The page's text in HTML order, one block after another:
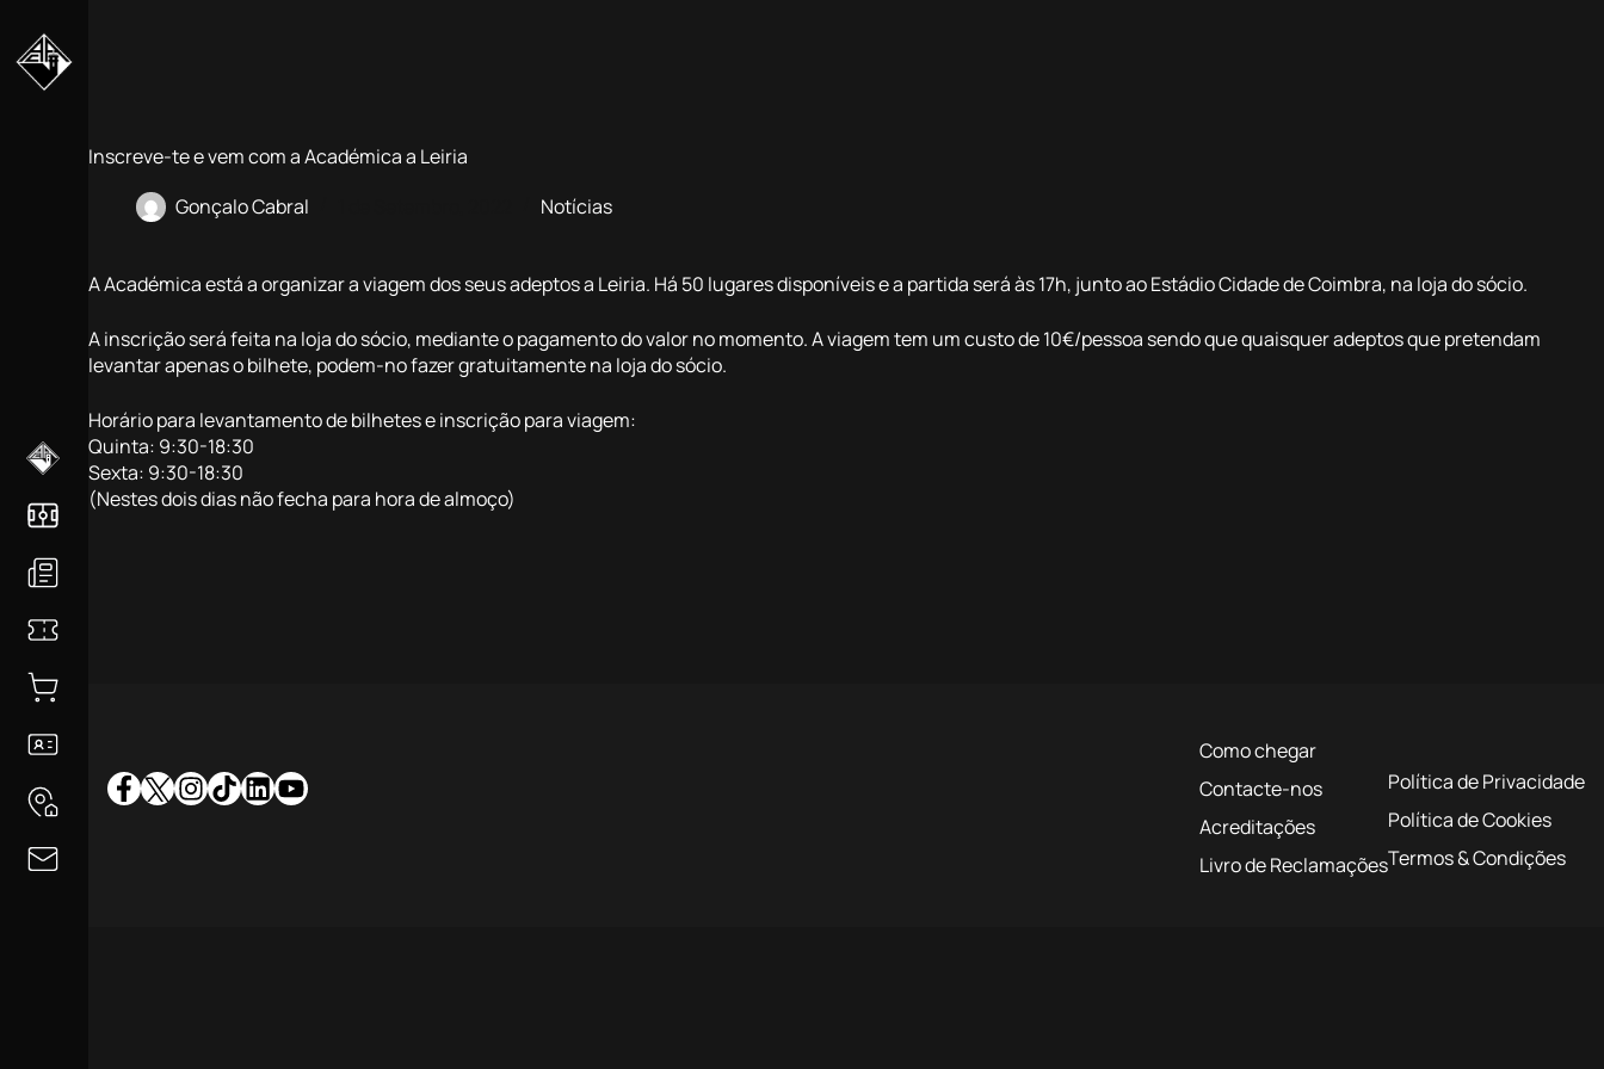
para
conteúdo
Inscreve-te e vem com a Académica a Leiria
Gonçalo Cabral
Notícias
A Académica está a organizar a viagem dos seus adeptos a Leiria. Há 50 lugares disponíveis e a partida será às 17h, junto ao Estádio Cidade de Coimbra, na loja do sócio.
A inscrição será feita na loja do sócio, mediante o pagamento do valor no momento. A viagem tem um custo de 10€/pessoa sendo que quaisquer adeptos que pretendam
levantar apenas o bilhete, podem-no fazer gratuitamente na loja do sócio.
Horário para levantamento de bilhetes e inscrição para viagem:
Quinta: 9:30-18:30
Sexta: 9:30-18:30
(Nestes dois dias não fecha para hora de almoço)
Como chegar
Contacte-nos
Acreditações
Livro de Reclamações
Política de Privacidade
Política de Cookies
Termos & Condições